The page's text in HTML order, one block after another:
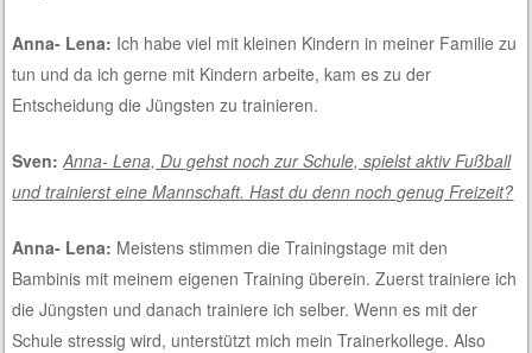
Anna- Lena: Ich habe viel mit kleinen Kindern in meiner Familie zu
tun und da ich gerne mit Kindern arbeite, kam es zu der
Entscheidung die Jüngsten zu trainieren.
Sven:Anna- Lena, Du gehst noch zur Schule, spielst aktiv Fußball
und trainierst eine Mannschaft. Hast du denn noch genug Freizeit?
Anna- Lena: Meistens stimmen die Trainingstage mit den
Bambinis mit meinem eigenen Training überein. Zuerst trainiere ich
die Jüngsten und danach trainiere ich selber. Wenn es mit der
Schule stressig wird, unterstützt mich mein Trainerkollege. Also